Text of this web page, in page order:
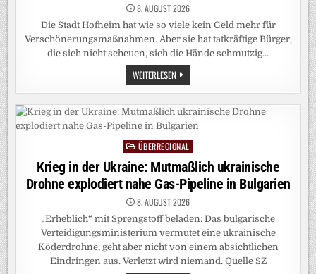
8. AUGUST 2026
Die Stadt Hofheim hat wie so viele kein Geld mehr für
Verschönerungsmaßnahmen. Aber sie hat tatkräftige Bürger,
die sich nicht scheuen, sich die Hände schmutzig…
WEITERLESEN KLAMME
KOMMUNEN:
MANCHE
HELDEN
TRAGEN
BLAUMANN
Posted
in
ÜBERREGIONAL
Krieg in der Ukraine: Mutmaßlich ukrainische
Drohne explodiert nahe Gas-Pipeline in Bulgarien
8. AUGUST 2026
„Erheblich“ mit Sprengstoff beladen: Das bulgarische
Verteidigungsministerium vermutet eine ukrainische
Köderdrohne, geht aber nicht von einem absichtlichen
Eindringen aus. Verletzt wird niemand. Quelle SZ